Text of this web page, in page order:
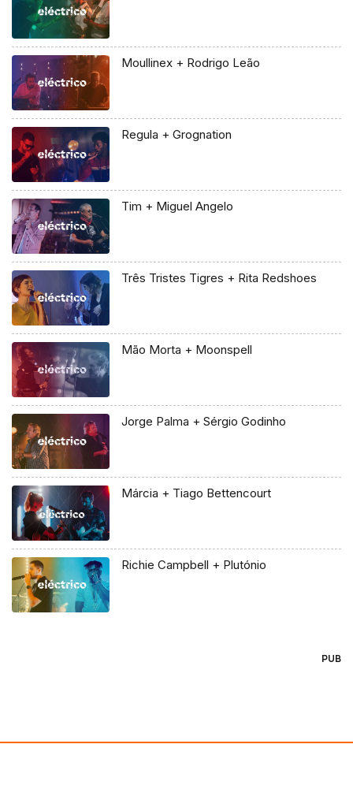
Moullinex + Rodrigo Leão
Regula + Grognation
Tim + Miguel Angelo
Três Tristes Tigres + Rita Redshoes
Mão Morta + Moonspell
Jorge Palma + Sérgio Godinho
Márcia + Tiago Bettencourt
Richie Campbell + Plutónio
PUB